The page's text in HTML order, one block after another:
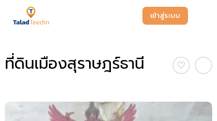
เข้าสู่ระบบ
ที่ดินเมืองสุราษฎร์ธานี ♡